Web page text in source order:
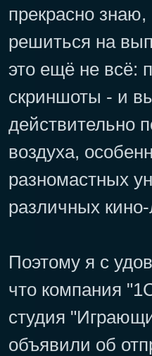
прекрасно
решиться на
это ещё не всё:
скриншоты - и
действительно
воздуха,
разномастных
различных
Поэтому я с
что компания
студия
объявили об